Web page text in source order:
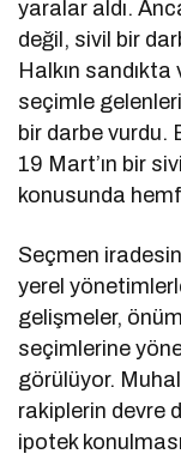
yaralar aldı.
değil, sivil bir
Halkın
seçimle
bir darbe vurdu.
19 Mart’ın bir
konusunda
Seçmen
yerel
gelişmeler,
seçimlerine
görülüyor.
rakiplerin devre
ipotek